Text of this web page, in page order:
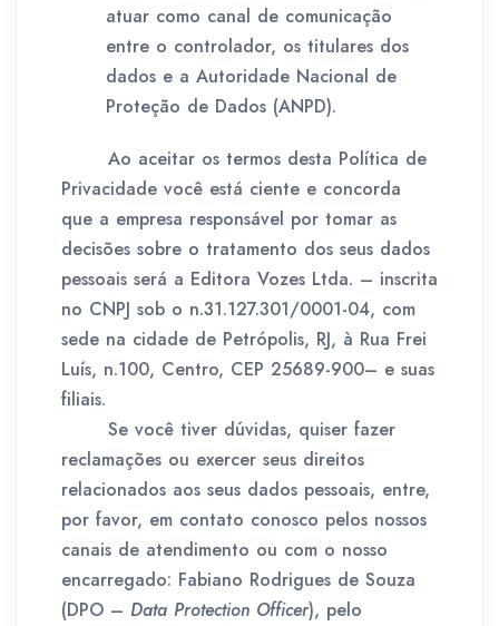
atuar como canal de comunicação
entre o controlador, os titulares dos
dados e a Autoridade Nacional de
Proteção de Dados (ANPD).
Ao aceitar os termos desta Política de
Privacidade você está ciente e concorda
que a empresa responsável por tomar as
decisões sobre o tratamento dos seus dados
pessoais será a Editora Vozes Ltda. – inscrita
no CNPJ sob o n.31.127.301/0001-04, com
sede na cidade de Petrópolis, RJ, à Rua Frei
Luís, n.100, Centro, CEP 25689-900– e suas
filiais.
Se você tiver dúvidas, quiser fazer
reclamações ou exercer seus direitos
relacionados aos seus dados pessoais, entre,
por favor, em contato conosco pelos nossos
canais de atendimento ou com o nosso
encarregado: Fabiano Rodrigues de Souza
(DPO – Data Protection Officer), pelo